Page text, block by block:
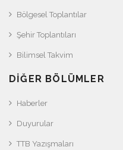
Bölgesel Toplantılar
Şehir Toplantıları
Bilimsel Takvim
DIĞER BÖLÜMLER
Haberler
Duyurular
TTB Yazışmaları